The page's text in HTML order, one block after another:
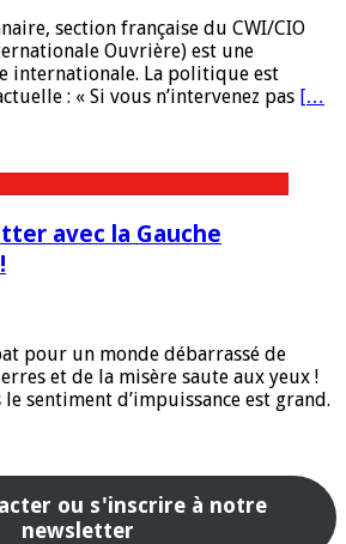
section française du CWI/CIO
Ouvrière) est une
internationale. La politique est
: « Si vous n’intervenez pas […
avec la Gauche
pour un monde débarrassé de
et de la misère saute aux yeux !
sentiment d’impuissance est grand.
ou s'inscrire à notre
newsletter